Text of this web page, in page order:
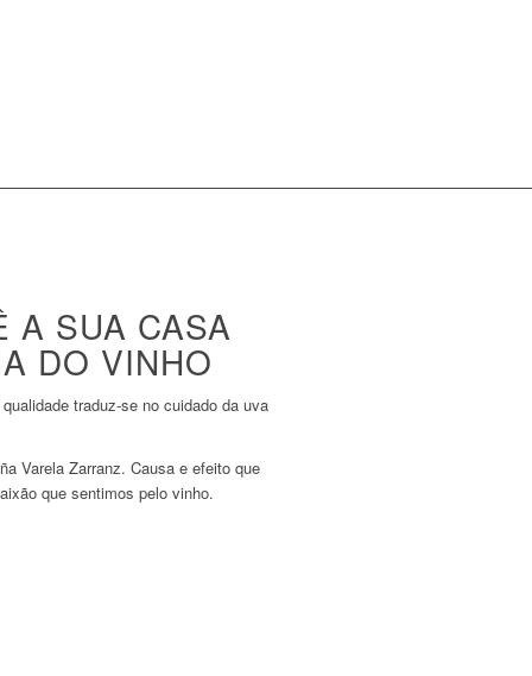
A SUA CASA
DO VINHO
traduz-se no cuidado da uva
Varela Zarranz. Causa e efeito que
que sentimos pelo vinho.